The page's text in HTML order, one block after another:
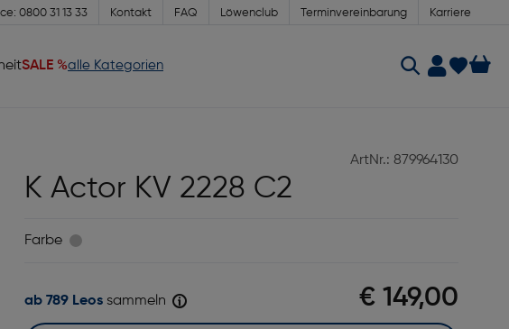
0800 31 13 33 Kontakt FAQ Löwenclub Terminvereinbarung Karriere
SALE %alle Kategorien
ArtNr.: 879964130
K Actor KV 2228 C2
Farbe
€ 149,00
ab 789 Leossammeln